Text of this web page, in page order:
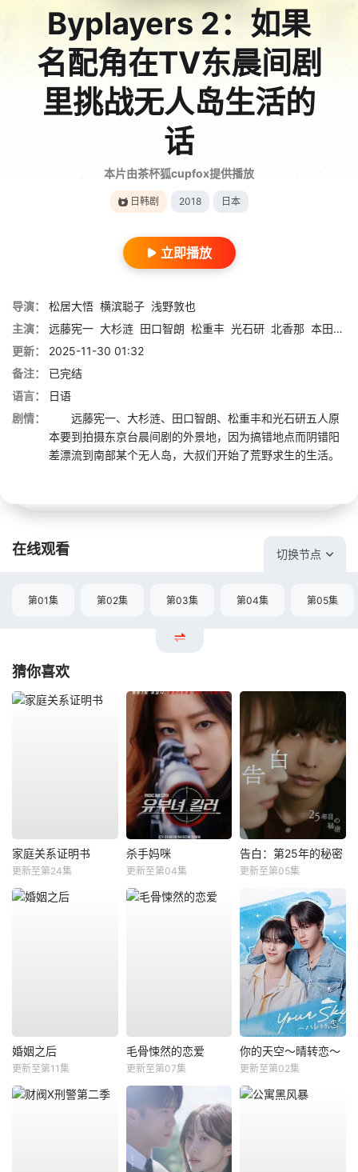
Byplayers 2：如果
名配角在TV东晨间剧
里挑战无人岛生活的
话
本片由茶杯狐cupfox提供播放
日韩剧 2018 日本
立即播放
导演： 松居大悟 横滨聪子 浅野敦也
主演：
远藤宪一 大杉涟 田口智朗 松重丰 光石研 北香那 本田望结
更新：
2025-11-30 01:32
备注：
已完结
语言：
日语
剧情：
远藤宪一、大杉涟、田口智朗、松重丰和光石研五人原
本要到拍摄东京台晨间剧的外景地，因为搞错地点而阴错阳
差漂流到南部某个无人岛，大叔们开始了荒野求生的生活。
在线观看 切换节点
第01集 第02集 第03集 第04集 第05集
猜你喜欢
家庭关系证明书
更新至第24集
杀手妈咪
更新至第04集
告白：第25年的秘密
更新至第05集
婚姻之后
更新至第11集
毛骨悚然的恋爱
更新至第07集
你的天空～晴转恋～
更新至第02集